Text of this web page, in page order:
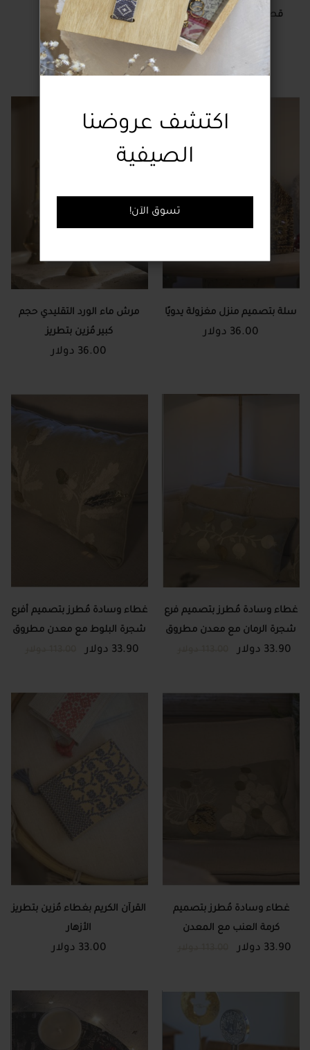
اكتشف عروضنا
الصيفية
!تسوق الآن
قطعة ديكور كبيرة الحجم
بتصميم رمضاني
مئزر مطرز يدويا
43.00 دولار
سلة بتصميم منزل مغزولة يدويًا
36.00 دولار
مرش ماء الورد التقليدي حجم
كبير مُزين بتطريز
36.00 دولار
غطاء وسادة مُطرز بتصميم فرع
شجرة الرمان مع معدن مطروق
33.90 دولار
غطاء وسادة مُطرز بتصميم أفرع
شجرة البلوط مع معدن مطروق
33.90 دولار
غطاء وسادة مُطرز بتصميم
كرمة العنب مع المعدن
المطروق
33.90 دولار
القرآن الكريم بغطاء مُزين بتطريز
الأزهار
33.00 دولار